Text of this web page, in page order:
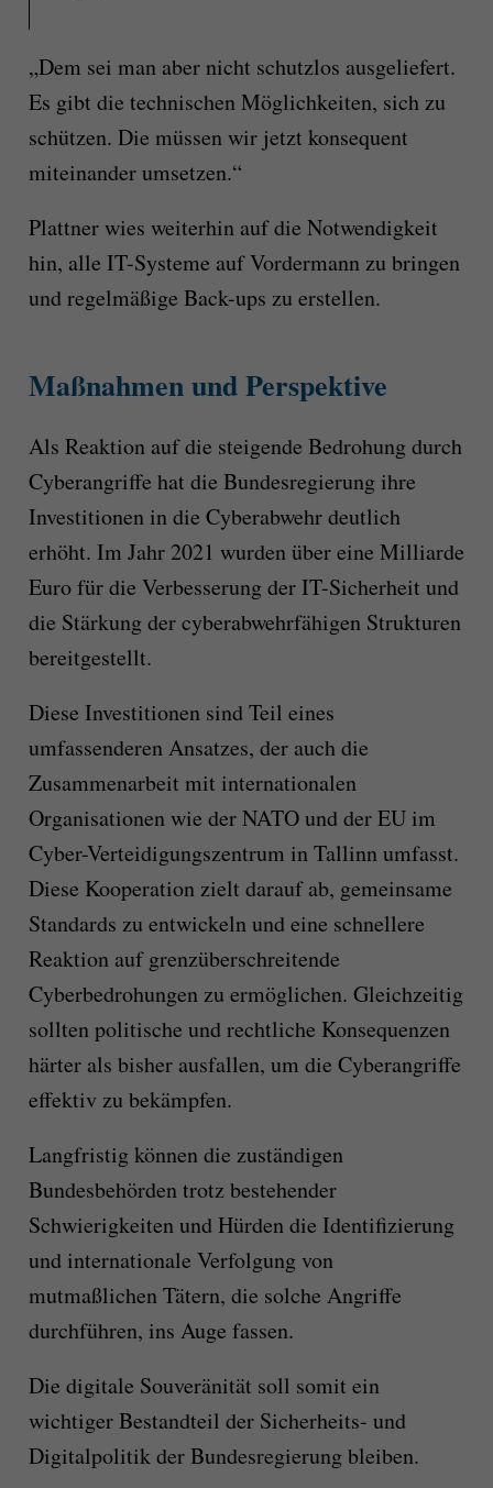
„Dem sei man aber nicht schutzlos ausgeliefert.
Es gibt die technischen Möglichkeiten, sich zu
schützen. Die müssen wir jetzt konsequent
miteinander umsetzen.“
Plattner wies weiterhin auf die Notwendigkeit
hin, alle IT-Systeme auf Vordermann zu bringen
und regelmäßige Back-ups zu erstellen.
Maßnahmen und Perspektive
Als Reaktion auf die steigende Bedrohung durch
Cyberangriffe hat die Bundesregierung ihre
Investitionen in die Cyberabwehr deutlich
erhöht. Im Jahr 2021 wurden über eine Milliarde
Euro für die Verbesserung der IT-Sicherheit und
die Stärkung der cyberabwehrfähigen Strukturen
bereitgestellt.
Diese Investitionen sind Teil eines
umfassenderen Ansatzes, der auch die
Zusammenarbeit mit internationalen
Organisationen wie der NATO und der EU im
Cyber-Verteidigungszentrum in Tallinn umfasst.
Diese Kooperation zielt darauf ab, gemeinsame
Standards zu entwickeln und eine schnellere
Reaktion auf grenzüberschreitende
Cyberbedrohungen zu ermöglichen. Gleichzeitig
sollten politische und rechtliche Konsequenzen
härter als bisher ausfallen, um die Cyberangriffe
effektiv zu bekämpfen.
Langfristig können die zuständigen
Bundesbehörden trotz bestehender
Schwierigkeiten und Hürden die Identifizierung
und internationale Verfolgung von
mutmaßlichen Tätern, die solche Angriffe
durchführen, ins Auge fassen.
Die digitale Souveränität soll somit ein
wichtiger Bestandteil der Sicherheits- und
Digitalpolitik der Bundesregierung bleiben.